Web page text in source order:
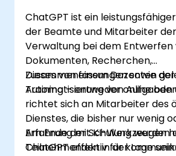
ChatGPT ist ein
der Beamte und Mitarbeiter
Verwaltung bei dem Entwerfen
Dokumenten, Recherchen,
Zusammenfassungen sowie der
Automatisierung von
Dieses von einem Dozenten
Training – entweder online
richtet sich an Mitarbeiter des
Dienstes, die bisher nur wenig
Erfahrung mit KI-Werkzeugen
ChatGPT effektiv für
Am Ende der Schulung werden
Teilnehmenden in der Lage sein: